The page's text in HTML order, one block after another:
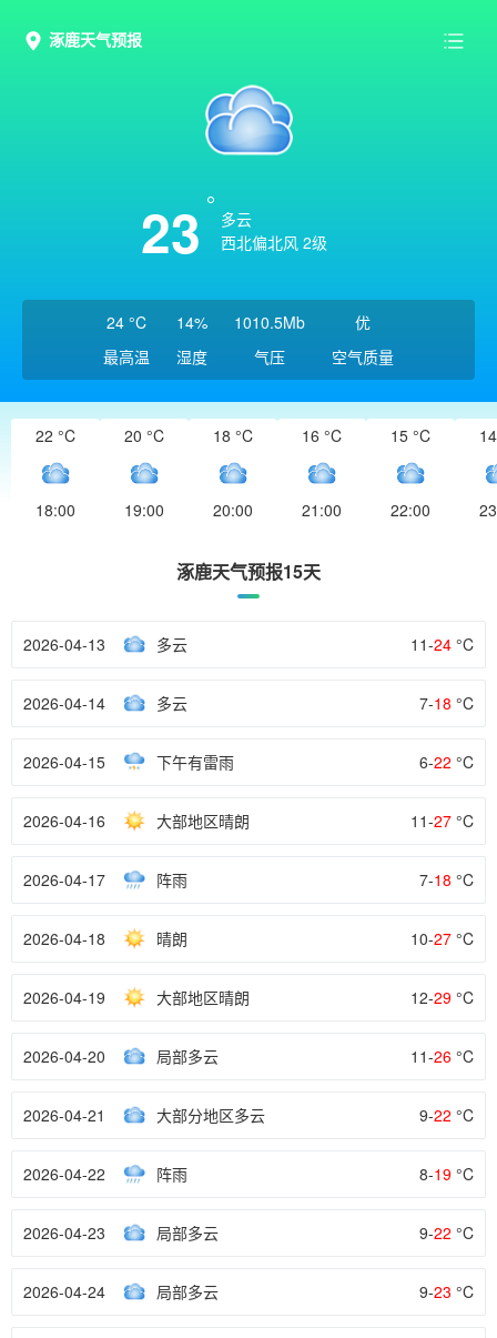
涿鹿天气预报
23
多云
西北偏北风 2级
24 °C
最高温
14%
湿度
1010.5Mb
气压
优
空气质量
22 °C
18:00
20 °C
19:00
18 °C
20:00
16 °C
21:00
15 °C
22:00
涿鹿天气预报15天
2026-04-13 多云 11-24 °C
2026-04-14 多云 7-18 °C
2026-04-15 下午有雷雨 6-22 °C
2026-04-16 大部地区晴朗 11-27 °C
2026-04-17 阵雨 7-18 °C
2026-04-18 晴朗 10-27 °C
2026-04-19 大部地区晴朗 12-29 °C
2026-04-20 局部多云 11-26 °C
2026-04-21 大部分地区多云 9-22 °C
2026-04-22 阵雨 8-19 °C
2026-04-23 局部多云 9-22 °C
2026-04-24 局部多云 9-23 °C